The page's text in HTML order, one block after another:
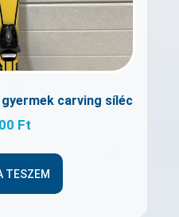
carving síléc
Ft
TESZEM